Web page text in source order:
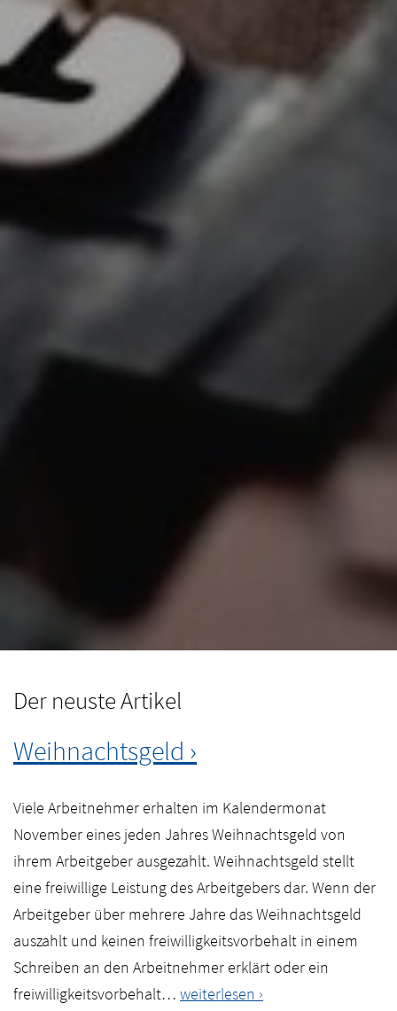
Der neuste Artikel
Weihnachtsgeld
Viele Arbeitnehmer erhalten im Kalendermonat
November eines jeden Jahres Weihnachtsgeld von
ihrem Arbeitgeber ausgezahlt. Weihnachtsgeld stellt
eine freiwillige Leistung des Arbeitgebers dar. Wenn der
Arbeitgeber über mehrere Jahre das Weihnachtsgeld
auszahlt und keinen freiwilligkeitsvorbehalt in einem
Schreiben an den Arbeitnehmer erklärt oder ein
freiwilligkeitsvorbehalt… Weihnachtsgeld
weiterlesen